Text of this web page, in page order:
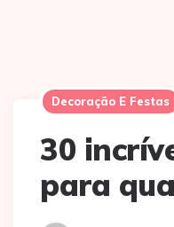
Decoração E Festas
30
para